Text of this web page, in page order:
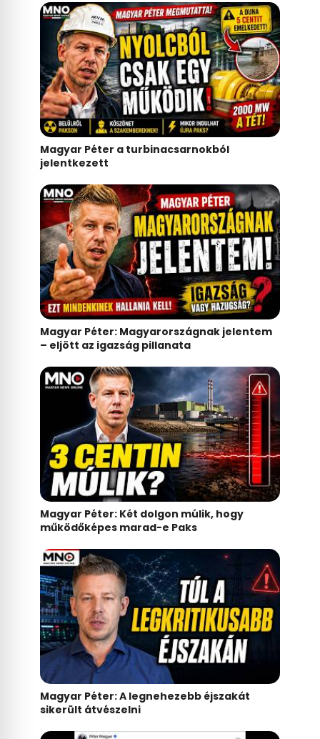
Magyar Péter a turbinacsarnokból
jelentkezett
Magyar Péter: Magyarországnak jelentem
– eljött az igazság pillanata
Magyar Péter: Két dolgon múlik, hogy
működőképes marad-e Paks
Magyar Péter: A legnehezebb éjszakát
sikerült átvészelni